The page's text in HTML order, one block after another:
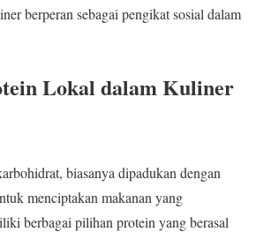
berperan sebagai pengikat sosial dalam
Lokal dalam Kuliner
biasanya dipadukan dengan
menciptakan makanan yang
berbagai pilihan protein yang berasal